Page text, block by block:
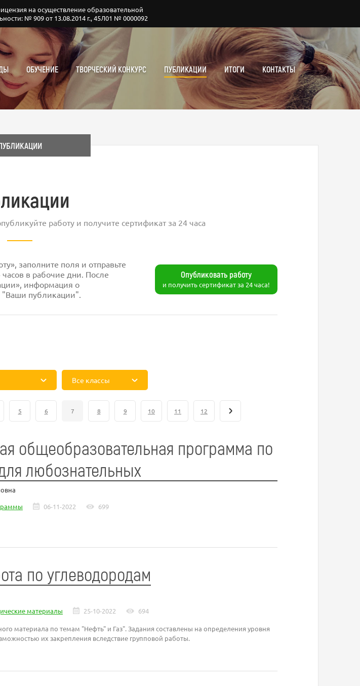
на осуществление образовательной
№ 909 от 13.08.2014 г., 45Л01 № 0000092
ОБУЧЕНИЕ ТВОРЧЕСКИЙ КОНКУРС ПУБЛИКАЦИИ ИТОГИ КОНТАКТЫ
работу и получите сертификат за 24 часа
заполните поля и отправьте
в рабочие дни. После
информация о
"Ваши публикации".
Опубликовать работу
и получить сертификат за 24 часа!
Все классы
5 6 7 8 9 10 11 12
общеобразовательная программа по
любознательных
06-11-2022 699
по углеводородам
материалы 25-10-2022 694
материала по темам "Нефть" и Газ". Задания составлены на определения уровня
их закрепления вследствие групповой работы.